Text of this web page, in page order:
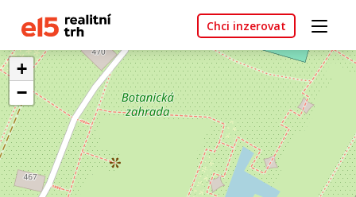
Chci inzerovat
+
−